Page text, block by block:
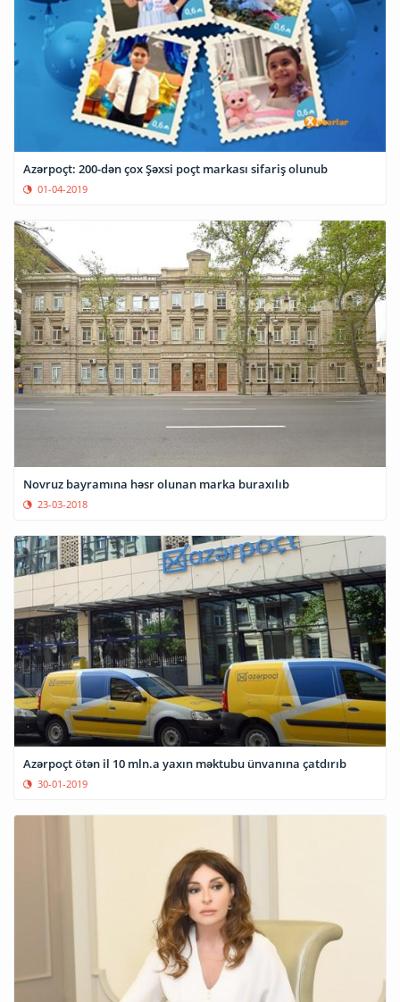
Azərpoçt: 200-dən çox Şəxsi poçt markası sifariş olunub
01-04-2019
Novruz bayramına həsr olunan marka buraxılıb
23-03-2018
Azərpoçt ötən il 10 mln.a yaxın məktubu ünvanına çatdırıb
30-01-2019